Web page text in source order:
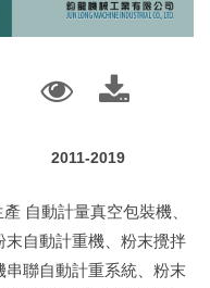
2011-2019
產 自動計量真空包裝機、
末自動計重機、粉末攪拌
串聯自動計重系統、粉末